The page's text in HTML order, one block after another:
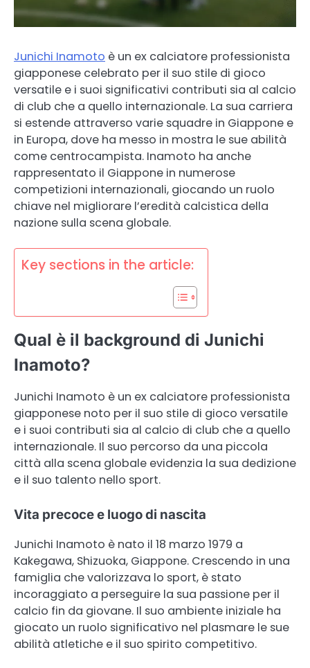
Junichi Inamoto è un ex calciatore professionista
giapponese celebrato per il suo stile di gioco
versatile e i suoi significativi contributi sia al calcio
di club che a quello internazionale. La sua carriera
si estende attraverso varie squadre in Giappone e
in Europa, dove ha messo in mostra le sue abilità
come centrocampista. Inamoto ha anche
rappresentato il Giappone in numerose
competizioni internazionali, giocando un ruolo
chiave nel migliorare l’eredità calcistica della
nazione sulla scena globale.
Key sections in the article:
Qual è il background di Junichi
Inamoto?
Junichi Inamoto è un ex calciatore professionista
giapponese noto per il suo stile di gioco versatile
e i suoi contributi sia al calcio di club che a quello
internazionale. Il suo percorso da una piccola
città alla scena globale evidenzia la sua dedizione
e il suo talento nello sport.
Vita precoce e luogo di nascita
Junichi Inamoto è nato il 18 marzo 1979 a
Kakegawa, Shizuoka, Giappone. Crescendo in una
famiglia che valorizzava lo sport, è stato
incoraggiato a perseguire la sua passione per il
calcio fin da giovane. Il suo ambiente iniziale ha
giocato un ruolo significativo nel plasmare le sue
abilità atletiche e il suo spirito competitivo.